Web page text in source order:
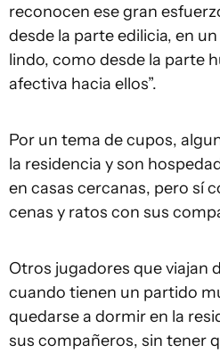
reconocen ese gran
desde la parte edilicia, en
lindo, como desde la parte
afectiva hacia ellos”.
Por un tema de cupos,
la residencia y son
en casas cercanas, pero sí
cenas y ratos con sus
Otros jugadores que viajan
cuando tienen un partido
quedarse a dormir en la
sus compañeros, sin tener